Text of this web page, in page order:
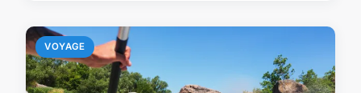
VOYAGE